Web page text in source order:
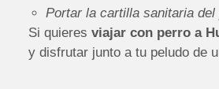
Portar la cartilla sanitaria
Si quieresviajar con perro a
y disfrutar junto a tu peludo de